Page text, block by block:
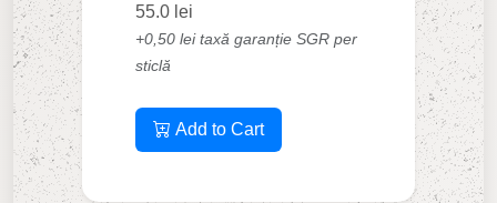
55.0 lei
+0,50 lei taxă garanție SGR per
sticlă
Add to Cart